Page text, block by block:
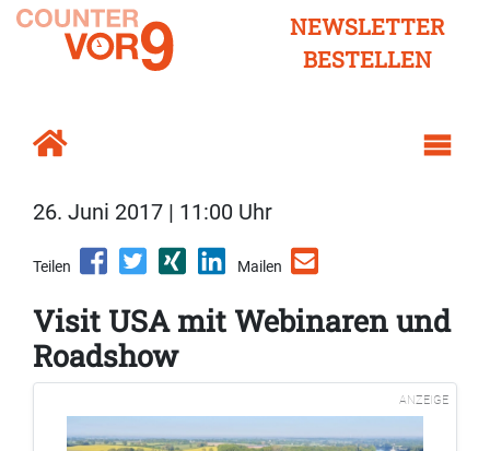
NEWSLETTER
BESTELLEN
26. Juni 2017 | 11:00 Uhr
Teilen Mailen
Visit USA mit Webinaren und
Roadshow
ANZEIGE